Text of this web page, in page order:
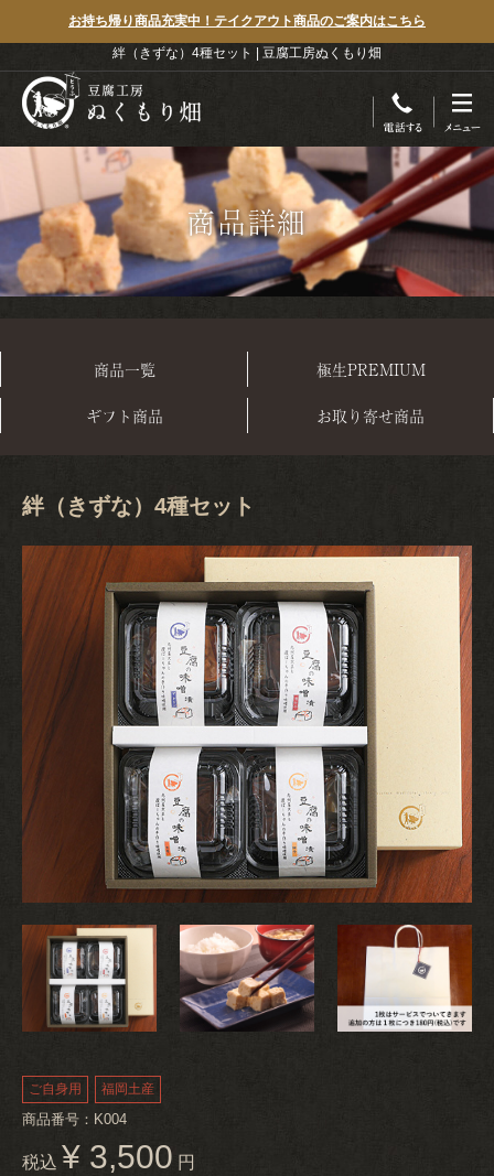
お持ち帰り商品充実中！テイクアウト商品のご案内はこちら
絆（きずな）4種セット | 豆腐工房ぬくもり畑
商品詳細
商品一覧 極生PREMIUM
ギフト商品 お取り寄せ商品
絆（きずな）4種セット
ご自身用 福岡土産
商品番号：K004
税込 ¥ 3,500 円